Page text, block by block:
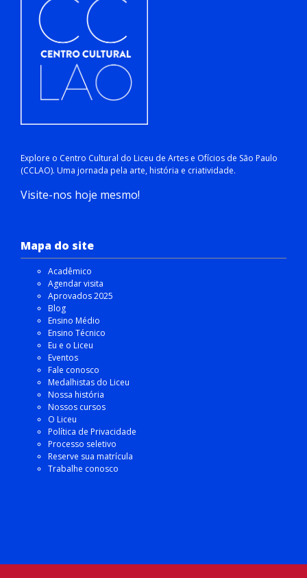
Explore o Centro Cultural do Liceu de Artes e Ofícios de São Paulo
(CCLAO). Uma jornada pela arte, história e criatividade.
Visite-nos hoje mesmo!
Mapa do site
Acadêmico
Agendar visita
Aprovados 2025
Blog
Ensino Médio
Ensino Técnico
Eu e o Liceu
Eventos
Fale conosco
Medalhistas do Liceu
Nossa história
Nossos cursos
O Liceu
Política de Privacidade
Processo seletivo
Reserve sua matrícula
Trabalhe conosco